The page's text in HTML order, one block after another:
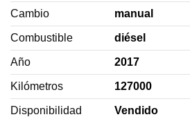
Cambio manual
Combustible diésel
Año 2017
Kilómetros 127000
Disponibilidad Vendido